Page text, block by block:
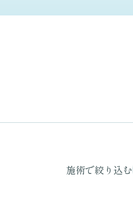
施術で絞り込む